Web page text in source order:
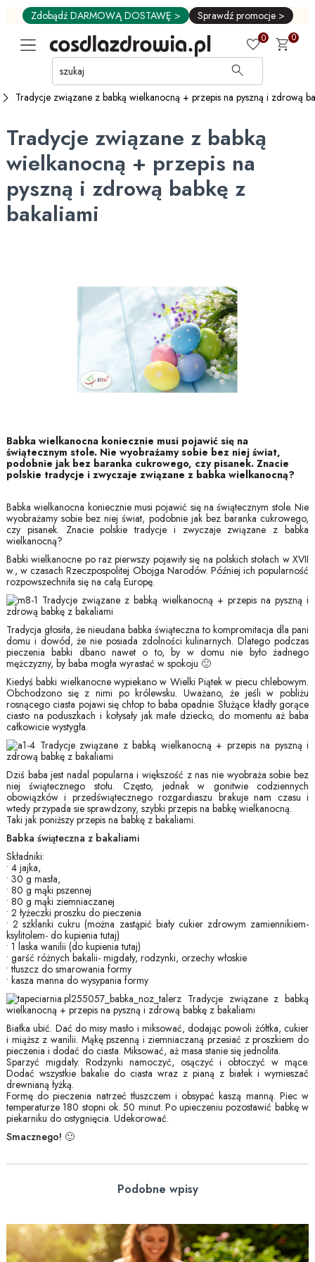
Przejdź
GŁÓWNEJ
ZAWARTOŚCI
MENU
UŻYTKOWNIKA
WYSZUKIWARKI
Zdobądź DARMOWĄ DOSTAWĘ > Sprawdź promocje >
0 0
Tradycje związane z babką wielkanocną + przepis na pyszną i zdrową
Tradycje związane z babką
wielkanocną + przepis na
pyszną i zdrową babkę z
bakaliami
Babka wielkanocna koniecznie musi pojawić się na
świątecznym stole. Nie wyobrażamy sobie bez niej świat,
podobnie jak bez baranka cukrowego, czy pisanek. Znacie
polskie tradycje i zwyczaje związane z babka wielkanocną?
Babka wielkanocna koniecznie musi pojawić się na świątecznym stole. Nie
wyobrażamy sobie bez niej świat, podobnie jak bez baranka cukrowego,
czy pisanek. Znacie polskie tradycje i zwyczaje związane z babka
wielkanocną?
Babki wielkanocne po raz pierwszy pojawiły się na polskich stołach w XVII
w., w czasach Rzeczpospolitej Obojga Narodów. Później ich popularność
rozpowszechniła się na całą Europę.
Tradycja głosiła, że nieudana babka świąteczna to kompromitacja dla pani
domu i dowód, że nie posiada zdolności kulinarnych. Dlatego podczas
pieczenia babki dbano nawet o to, by w domu nie było żadnego
mężczyzny, by baba mogła wyrastać w spokoju 🙂
Kiedyś babki wielkanocne wypiekano w Wielki Piątek w piecu chlebowym.
Obchodzono się z nimi po królewsku. Uważano, że jeśli w pobliżu
rosnącego ciasta pojawi się chłop to baba opadnie. Służące kładły gorące
ciasto na poduszkach i kołysały jak małe dziecko, do momentu aż baba
całkowicie wystygła.
Dziś baba jest nadal popularna i większość z nas nie wyobraża sobie bez
niej świątecznego stołu. Często, jednak w gonitwie codziennych
obowiązków i przedświątecznego rozgardiaszu brakuje nam czasu i
wtedy przypada sie sprawdzony, szybki przepis na babkę wielkanocną.
Taki jak poniższy przepis na babkę z bakaliami.
Babka świąteczna z bakaliami
Składniki:
• 4 jajka,
• 30 g masła,
• 80 g mąki pszennej
• 80 g mąki ziemniaczanej
• 2 łyżeczki proszku do pieczenia
• 2 szklanki cukru (można zastąpić biały cukier zdrowym zamiennikiem-
ksylitolem- do kupienia tutaj)
• 1 laska wanilii (do kupienia tutaj)
• garść różnych bakalii- migdały, rodzynki, orzechy włoskie
• tłuszcz do smarowania formy
• kasza manna do wysypania formy
Białka ubić. Dać do misy masło i miksować, dodając powoli żółtka, cukier
i miąższ z wanilii. Mąkę pszenną i ziemniaczaną przesiać z proszkiem do
pieczenia i dodać do ciasta. Miksować, aż masa stanie się jednolita.
Sparzyć migdały. Rodzynki namoczyć, osączyć i obtoczyć w mące.
Dodać wszystkie bakalie do ciasta wraz z pianą z białek i wymieszać
drewnianą łyżką.
Formę do pieczenia natrzeć tłuszczem i obsypać kaszą manną. Piec w
temperaturze 180 stopni ok. 50 minut. Po upieczeniu pozostawić babkę w
piekarniku do ostygnięcia. Udekorować.
Smacznego! 🙂
Podobne wpisy